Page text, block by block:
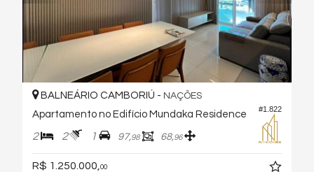
#1.822
BALNEÁRIO CAMBORIÚ - NAÇÕES
Apartamento no Edifício Mundaka Residence
2 2 1 97,98 68,96
R$ 1.250.000, 00